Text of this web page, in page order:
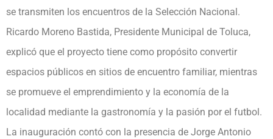
se transmiten los encuentros de la Selección Nacional.
Ricardo Moreno Bastida, Presidente Municipal de Toluca,
explicó que el proyecto tiene como propósito convertir
espacios públicos en sitios de encuentro familiar, mientras
se promueve el emprendimiento y la economía de la
localidad mediante la gastronomía y la pasión por el futbol.
La inauguración contó con la presencia de Jorge Antonio